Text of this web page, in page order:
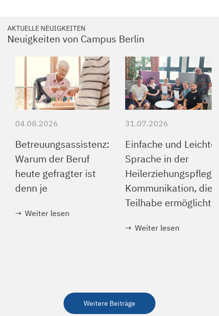
AKTUELLE NEUIGKEITEN
Neuigkeiten von Campus Berlin
04.08.2026
Betreuungsassistenz:
Warum der Beruf
heute gefragter ist
denn je
Weiter lesen
31.07.2026
Einfache und Leichte
Sprache in der
Kommunikation, die
Teilhabe ermöglicht
Weiter lesen
Weitere Beiträge